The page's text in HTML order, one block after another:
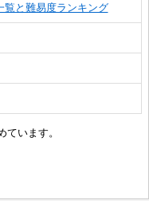
覧と難易度ランキング
います。